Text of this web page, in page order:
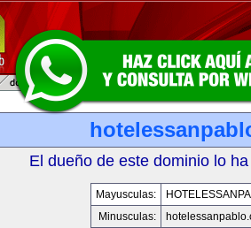
El dueño de este dominio lo
Mayusculas:
Minusculas: